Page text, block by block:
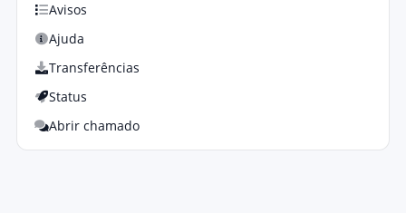
Avisos
Ajuda
Transferências
Status
Abrir chamado